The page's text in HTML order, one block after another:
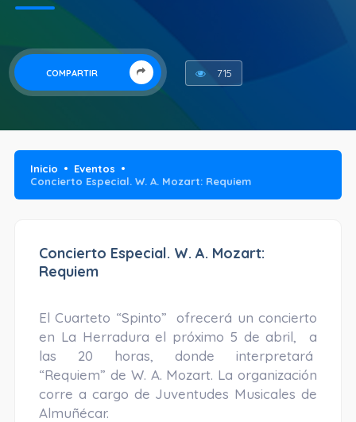
COMPARTIR 715
Inicio
Eventos
Concierto Especial. W. A. Mozart: Requiem
Concierto Especial. W. A. Mozart:
Requiem
El Cuarteto “Spinto” ofrecerá un concierto
en La Herradura el próximo 5 de abril, a
las 20 horas, donde interpretará
“Requiem” de W. A. Mozart. La organización
corre a cargo de Juventudes Musicales de
Almuñécar.